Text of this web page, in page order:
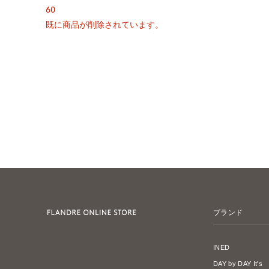
60
既に商品が削除されています。
ブランド
INED
DAY by DAY It's